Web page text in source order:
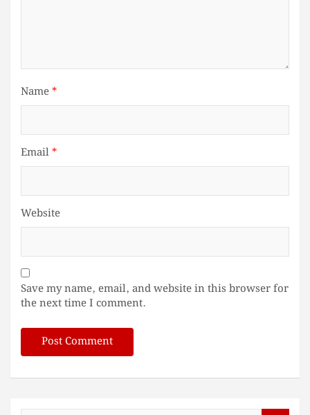
Name*
Email*
Website
Save my name, email, and website in this browser for
the next time I comment.